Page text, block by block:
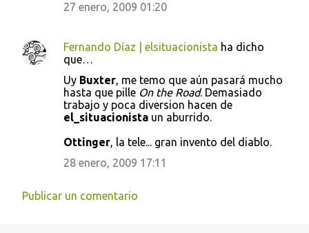
27 enero, 2009 01:20
Fernando Díaz | elsituacionista ha dicho
que…
Uy Buxter, me temo que aún pasará mucho
hasta que pille On the Road. Demasiado
trabajo y poca diversion hacen de
el_situacionista un aburrido.
Ottinger, la tele... gran invento del diablo.
28 enero, 2009 17:11
Publicar un comentario